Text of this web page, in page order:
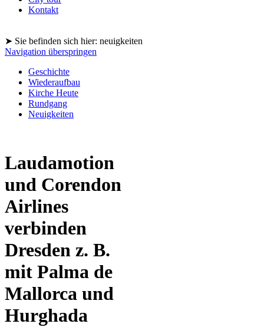
Kontakt
➤ Sie befinden sich hier: neuigkeiten
Navigation überspringen
Geschichte
Wiederaufbau
Kirche Heute
Rundgang
Neuigkeiten
Laudamotion
und Corendon
Airlines
verbinden
Dresden z. B.
mit Palma de
Mallorca und
Hurghada